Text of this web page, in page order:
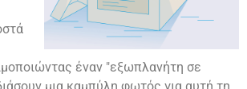
έναν "εξωπλανήτη σε